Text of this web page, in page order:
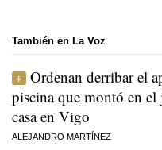
También en La Voz
Ordenan derribar el
piscina que montó en el
casa en Vigo
ALEJANDRO MARTÍNEZ